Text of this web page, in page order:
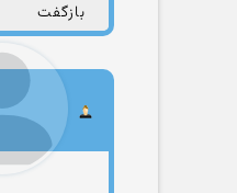
بازگفت